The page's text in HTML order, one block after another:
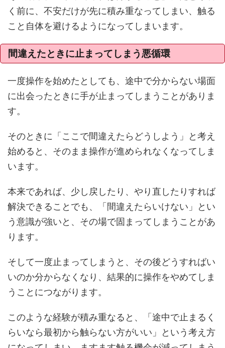
く前に、不安だけが先に積み重なってしまい、触る
こと自体を避けるようになってしまいます。
間違えたときに止まってしまう悪循環
一度操作を始めたとしても、途中で分からない場面
に出会ったときに手が止まってしまうことがありま
す。
そのときに「ここで間違えたらどうしよう」と考え
始めると、そのまま操作が進められなくなってしま
います。
本来であれば、少し戻したり、やり直したりすれば
解決できることでも、「間違えたらいけない」とい
う意識が強いと、その場で固まってしまうことがあ
ります。
そして一度止まってしまうと、その後どうすればい
いのか分からなくなり、結果的に操作をやめてしま
うことにつながります。
このような経験が積み重なると、「途中で止まるく
らいなら最初から触らない方がいい」という考え方